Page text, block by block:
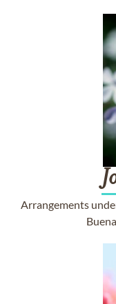
Arrangements